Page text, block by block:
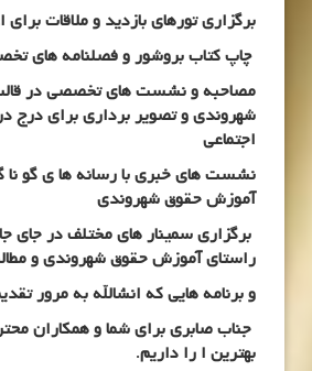
برگزاری تورهای بازدید و ملاقات برای
چاپ کتاب بروشور و فصلنامه های
مصاحبه و نشست های تخصصی در
شهروندی و تصویر برداری برای درج
اجتماعی
نشست های خبری با رسانه ها ی گو نا
آموزش حقوق شهروندی
برگزاری سمینار های مختلف در جای
راستای آموزش حقوق شهروندی و
و برنامه هایی که انشالله به مرور
جناب صابری برای شما و همکاران
بهترین ا را داریم.